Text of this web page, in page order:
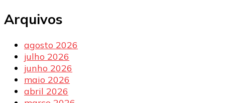
Arquivos
agosto 2026
julho 2026
junho 2026
maio 2026
abril 2026